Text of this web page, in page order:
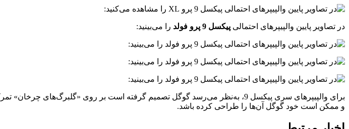
در تصاویر پایین والپیپرهای احتمالی پیکسل 9 پرو فولد را می‌بینید:
برای والپیپرهای سری پیکسل 9، به‌نظر می‌رسد گوگل تصمیم گرفته است بر روی
و ممکن است خود گوگل آن‌ها را طراحی کرده باشد.